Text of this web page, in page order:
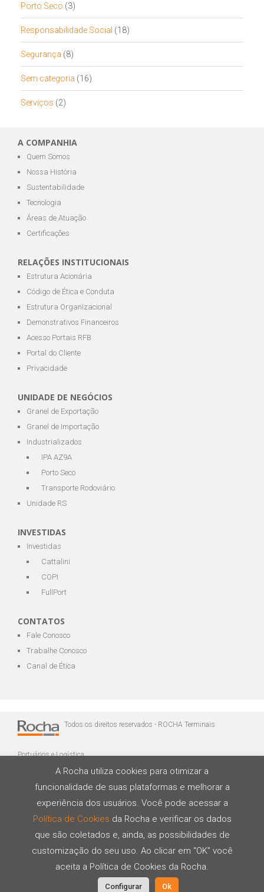
Porto Seco (3)
Responsabilidade Social (18)
Segurança (8)
Sem categoria (16)
Serviços (2)
A COMPANHIA
Quem Somos
Nossa História
Sustentabilidade
Tecnologia
Áreas de Atuação
Certificações
RELAÇÕES INSTITUCIONAIS
Estrutura Acionária
Código de Ética e Conduta
Estrutura Organizacional
Demonstrativos Financeiros
Acesso Portais RFB
Portal do Cliente
Privacidade
UNIDADE DE NEGÓCIOS
Granel de Exportação
Granel de Importação
Industrializados
IPA AZ9A
Porto Seco
Transporte Rodoviário
Unidade RS
INVESTIDAS
Investidas
Cattalini
COPI
FullPort
CONTATOS
Fale Conosco
Trabalhe Conosco
Canal de Ética
Todos os direitos reservados - ROCHA Terminais
Portuários e Logística
Desenvolvido por
A Rocha utiliza cookies para otimizar a
funcionalidade de suas plataformas e melhorar a
experiência dos usuários. Você pode acessar a
Política de Cookies da Rocha e verificar os dados
que são coletados e, ainda, as possibilidades de
customização do seu uso. Ao clicar em “OK” você
aceita a Política de Cookies da Rocha.
Configurar Ok